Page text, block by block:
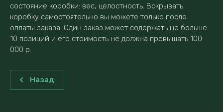
состояние коробки: вес, целостность. Вскрывать
коробку самостоятельно вы можете только после
оплаты заказа. Один заказ может содержать не больше
10 позиций и его стоимость не должна превышать 100
000 р.
Назад